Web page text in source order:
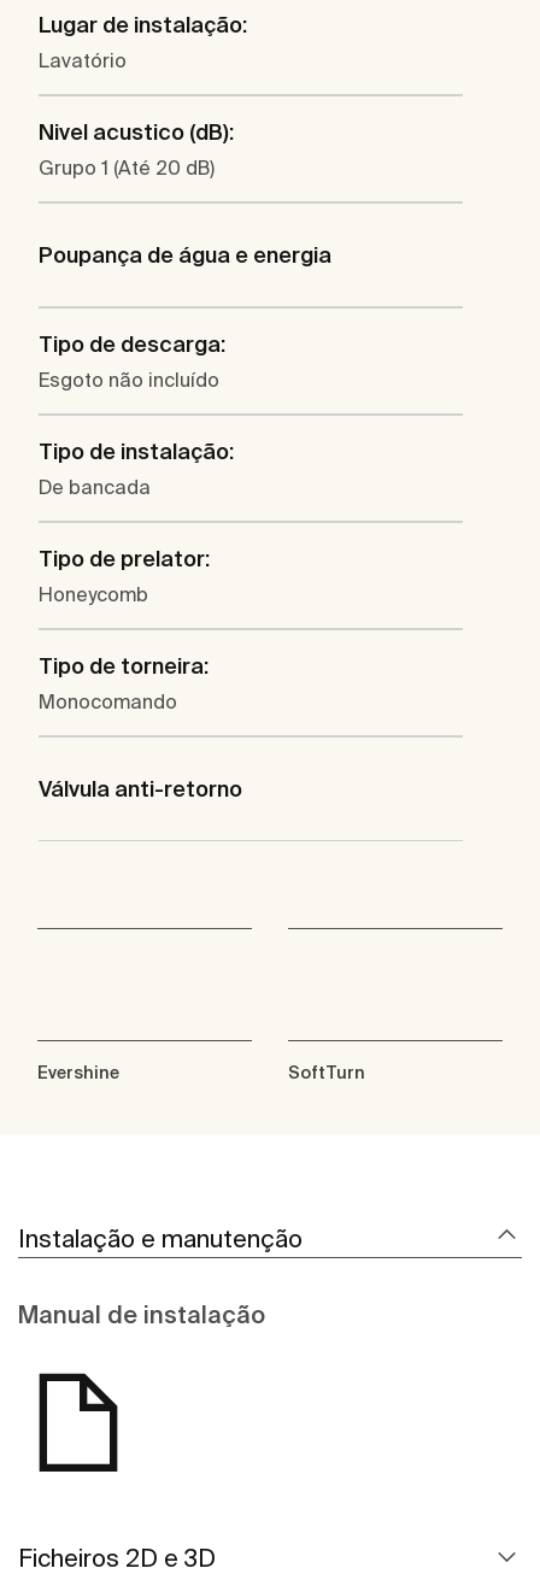
Lugar de instalação:
Lavatório
Nivel acustico (dB):
Grupo 1 (Até 20 dB)
Poupança de água e energia
Tipo de descarga:
Esgoto não incluído
Tipo de instalação:
De bancada
Tipo de prelator:
Honeycomb
Tipo de torneira:
Monocomando
Válvula anti-retorno
Evershine SoftTurn
Instalação e manutenção
Manual de instalação
Ficheiros 2D e 3D